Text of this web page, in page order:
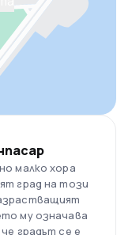
малко хора
град на този
му означава
градът се е